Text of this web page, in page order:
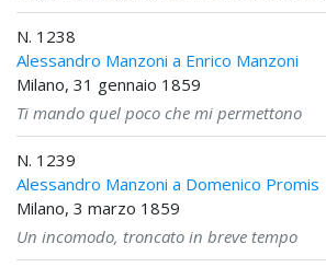
N. 1238
Alessandro Manzoni a Enrico Manzoni
Milano, 31 gennaio 1859
Ti mando quel poco che mi permettono
N. 1239
Alessandro Manzoni a Domenico Promis
Milano, 3 marzo 1859
Un incomodo, troncato in breve tempo